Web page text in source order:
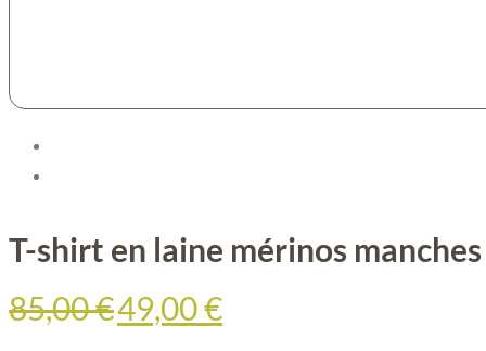
T-shirt en laine mérinos
85,00€Le
prix
49,00€Le
prix